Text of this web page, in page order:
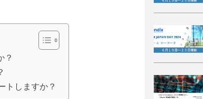
？
トしますか？